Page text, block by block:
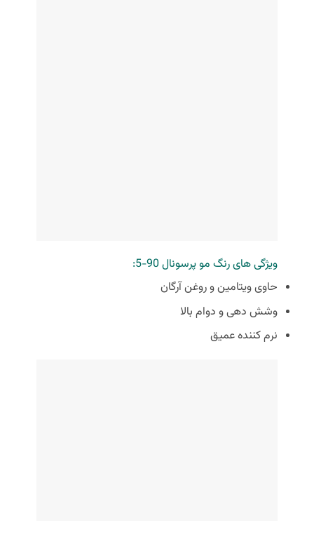
ویژگی های رنگ مو پرسونال 90-5:
حاوی ویتامین و روغن آرگان
وشش‌ دهی و دوام بالا
نرم کننده عمیق